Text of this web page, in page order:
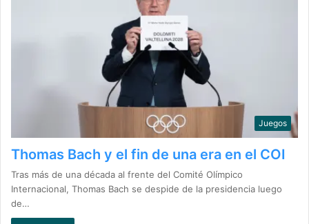
Juegos
Thomas Bach y el fin de una era en el COI
Tras más de una década al frente del Comité Olímpico
Internacional, Thomas Bach se despide de la presidencia luego
de…